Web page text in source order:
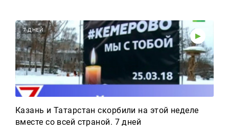
7 ДНЕЙ
Казань и Татарстан скорбили на этой неделе
вместе со всей страной. 7 дней